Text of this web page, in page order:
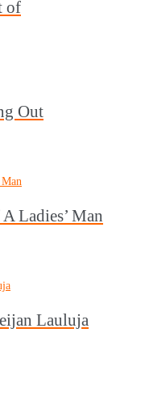
of
Out
Ladies’ Man
Lauluja